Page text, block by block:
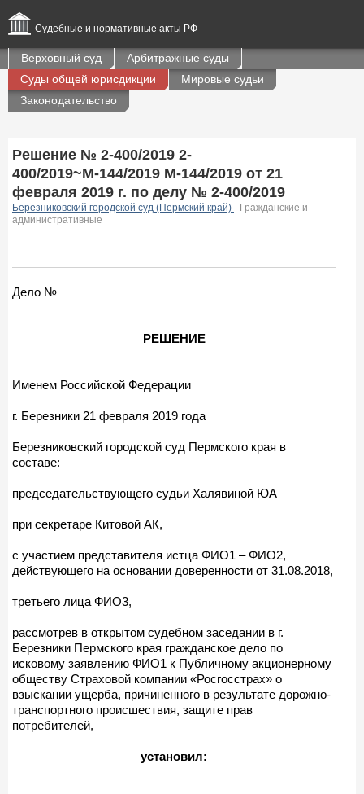
Судебные и нормативные акты РФ
Верховный суд
Арбитражные суды
Суды общей юрисдикции
Мировые судьи
Законодательство
Решение № 2-400/2019 2-
400/2019~М-144/2019 М-144/2019 от 21
февраля 2019 г. по делу № 2-400/2019
Березниковский городской суд (Пермский край) - Гражданские и
административные
Дело №
РЕШЕНИЕ
Именем Российской Федерации
г. Березники 21 февраля 2019 года
Березниковский городской суд Пермского края в
составе:
председательствующего судьи Халявиной ЮА
при секретаре Китовой АК,
с участием представителя истца ФИО1 – ФИО2,
действующего на основании доверенности от 31.08.2018,
третьего лица ФИО3,
рассмотрев в открытом судебном заседании в г.
Березники Пермского края гражданское дело по
исковому заявлению ФИО1 к Публичному акционерному
обществу Страховой компании «Росгосстрах» о
взыскании ущерба, причиненного в результате дорожно-
транспортного происшествия, защите прав
потребителей,
установил: